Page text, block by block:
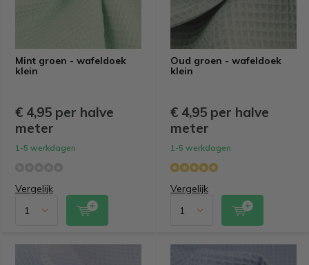
Mint groen - wafeldoek
klein
€ 4,95 per halve
meter
1-5 werkdagen
Vergelijk
Oud groen - wafeldoek
klein
€ 4,95 per halve
meter
1-5 werkdagen
Vergelijk